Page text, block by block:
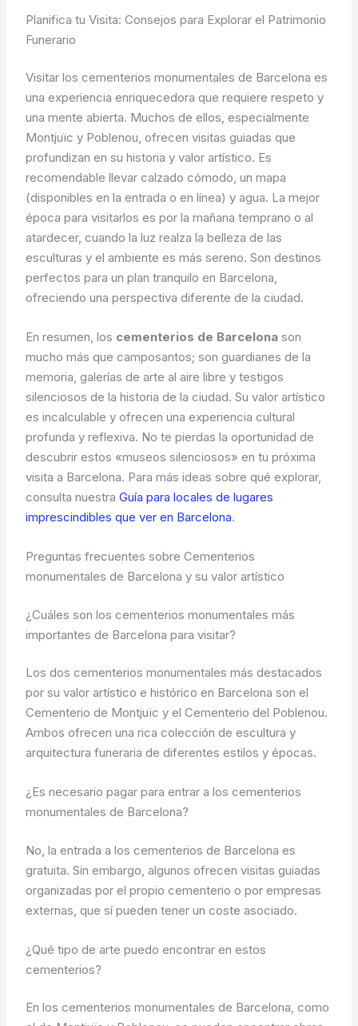
Planifica tu Visita: Consejos para Explorar el Patrimonio
Funerario
Visitar los cementerios monumentales de Barcelona es
una experiencia enriquecedora que requiere respeto y
una mente abierta. Muchos de ellos, especialmente
Montjuïc y Poblenou, ofrecen visitas guiadas que
profundizan en su historia y valor artístico. Es
recomendable llevar calzado cómodo, un mapa
(disponibles en la entrada o en línea) y agua. La mejor
época para visitarlos es por la mañana temprano o al
atardecer, cuando la luz realza la belleza de las
esculturas y el ambiente es más sereno. Son destinos
perfectos para un plan tranquilo en Barcelona,
ofreciendo una perspectiva diferente de la ciudad.
En resumen, los cementerios de Barcelona son
mucho más que camposantos; son guardianes de la
memoria, galerías de arte al aire libre y testigos
silenciosos de la historia de la ciudad. Su valor artístico
es incalculable y ofrecen una experiencia cultural
profunda y reflexiva. No te pierdas la oportunidad de
descubrir estos «museos silenciosos» en tu próxima
visita a Barcelona. Para más ideas sobre qué explorar,
consulta nuestraGuía para locales de lugares
imprescindibles que ver en Barcelona.
Preguntas frecuentes sobre Cementerios
monumentales de Barcelona y su valor artístico
¿Cuáles son los cementerios monumentales más
importantes de Barcelona para visitar?
Los dos cementerios monumentales más destacados
por su valor artístico e histórico en Barcelona son el
Cementerio de Montjuïc y el Cementerio del Poblenou.
Ambos ofrecen una rica colección de escultura y
arquitectura funeraria de diferentes estilos y épocas.
¿Es necesario pagar para entrar a los cementerios
monumentales de Barcelona?
No, la entrada a los cementerios de Barcelona es
gratuita. Sin embargo, algunos ofrecen visitas guiadas
organizadas por el propio cementerio o por empresas
externas, que sí pueden tener un coste asociado.
¿Qué tipo de arte puedo encontrar en estos
cementerios?
En los cementerios monumentales de Barcelona, como